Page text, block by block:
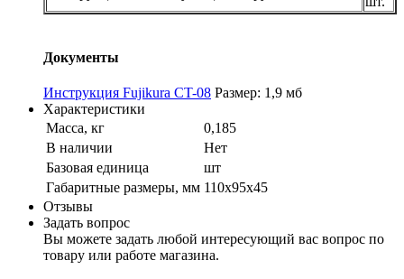
Документы
Инструкция Fujikura CT-08 Размер: 1,9 мб
Характеристики
Масса, кг
0,185
В наличии
Нет
Базовая единица
шт
Габаритные размеры, мм 110х95х45
Отзывы
Задать вопрос
Вы можете задать любой интересующий вас вопрос по
товару или работе магазина.